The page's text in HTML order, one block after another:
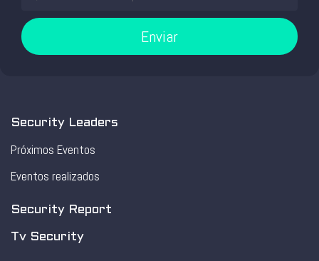
Enviar
Security Leaders
Próximos Eventos
Eventos realizados
Security Report
Tv Security